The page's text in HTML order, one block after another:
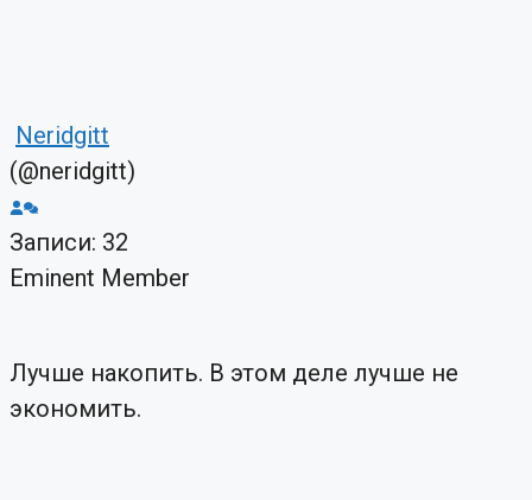
Neridgitt
(@neridgitt)
Записи: 32
Eminent Member
Лучше накопить. В этом деле лучше не
экономить.